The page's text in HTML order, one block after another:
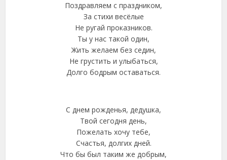
Поздравляем с праздником,
За стихи весёлые
Не ругай проказников.
Ты у нас такой один,
Жить желаем без седин,
Не грустить и улыбаться,
Долго бодрым оставаться.
С днем рожденья, дедушка,
Твой сегодня день,
Пожелать хочу тебе,
Счастья, долгих дней.
Что бы был таким же добрым,